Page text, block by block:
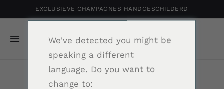
naar
inhoud
EXCLUSIEVE CHAMPAGNES HANDGESCHILDERD
Navigatie
Toggelen
Home
We've detected you might be
speaking a different
language. Do you want to
change to: